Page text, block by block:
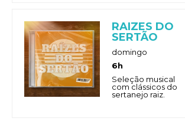
RAIZES DO
SERTÃO
domingo
6h
Seleção musical
com clássicos do
sertanejo raiz.